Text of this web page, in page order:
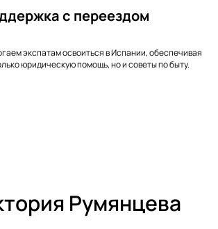
экспатам освоиться в Испании, обеспечивая
юридическую помощь, но и советы по быту.
с переездом
Румянцева